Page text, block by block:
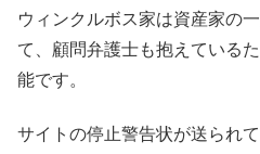
ウィンクルボス家は資産家の
て、顧問弁護士も抱えている
能です。
サイトの停止警告状が送られ